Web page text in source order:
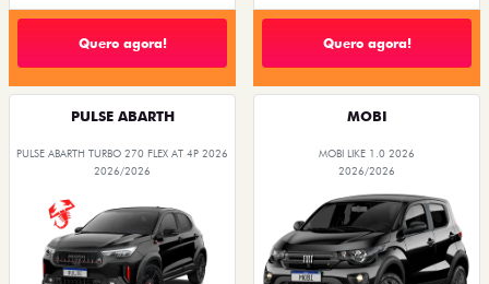
Quero agora! Quero agora!
PULSE ABARTH
PULSE ABARTH TURBO 270 FLEX AT 4P 2026
2026/2026
MOBI
MOBI LIKE 1.0 2026
2026/2026